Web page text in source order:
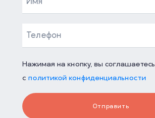
Нажимая на кнопку, вы соглашаетесь
сполитикой конфиденциальности
Отправить